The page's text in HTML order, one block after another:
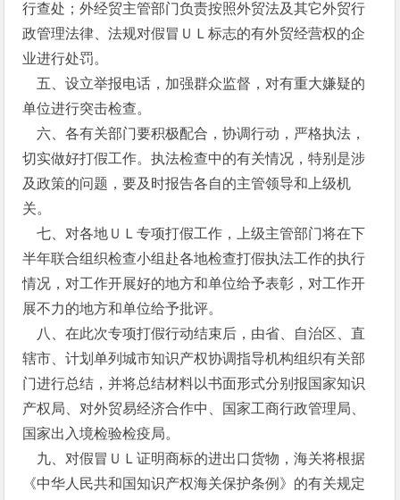
行查处；外经贸主管部门负责按照外贸法及其它外贸行
政管理法律、法规对假冒ＵＬ标志的有外贸经营权的企
业进行处罚。
五、设立举报电话，加强群众监督，对有重大嫌疑的
单位进行突击检查。
六、各有关部门要积极配合，协调行动，严格执法，
切实做好打假工作。执法检查中的有关情况，特别是涉
及政策的问题，要及时报告各自的主管领导和上级机
关。
七、对各地ＵＬ专项打假工作，上级主管部门将在下
半年联合组织检查小组赴各地检查打假执法工作的执行
情况，对工作开展好的地方和单位给予表彰，对工作开
展不力的地方和单位给予批评。
八、在此次专项打假行动结束后，由省、自治区、直
辖市、计划单列城市知识产权协调指导机构组织有关部
门进行总结，并将总结材料以书面形式分别报国家知识
产权局、对外贸易经济合作中、国家工商行政管理局、
国家出入境检验检疫局。
九、对假冒ＵＬ证明商标的进出口货物，海关将根据
《中华人民共和国知识产权海关保护条例》的有关规定